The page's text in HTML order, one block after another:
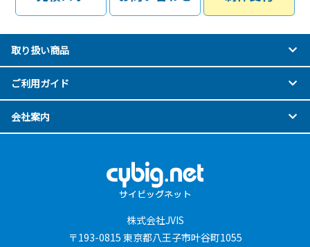
取り扱い商品
ご利用ガイド
会社案内
株式会社JVIS
〒193-0815 東京都八王子市叶谷町1055